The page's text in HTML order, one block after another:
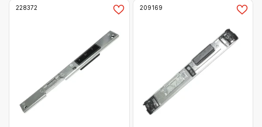
228372 209169